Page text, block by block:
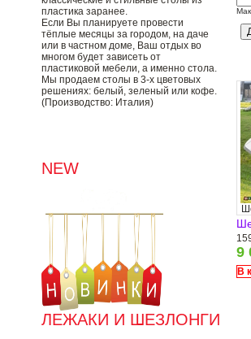
пластика заранее.
Если Вы планируете провести
тёплые месяцы за городом, на даче
или в частном доме, Ваш отдых во
многом будет зависеть от
пластиковой мебели, а именно стола.
Мы продаем столы в 3-х цветовых
решениях: белый, зеленый или кофе.
(Производство: Италия)
NEW
ЛЕЖАКИ И ШЕЗЛОНГИ
9
В